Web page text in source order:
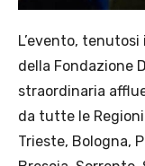
L’evento, tenutosi
della Fondazione
straordinaria
da tutte le Regioni
Trieste, Bologna,